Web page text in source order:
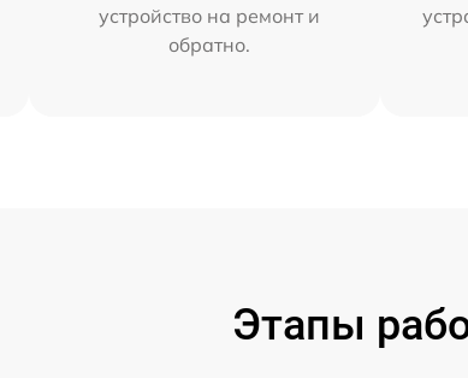
устройство на ремонт и
обратно.
Этапы